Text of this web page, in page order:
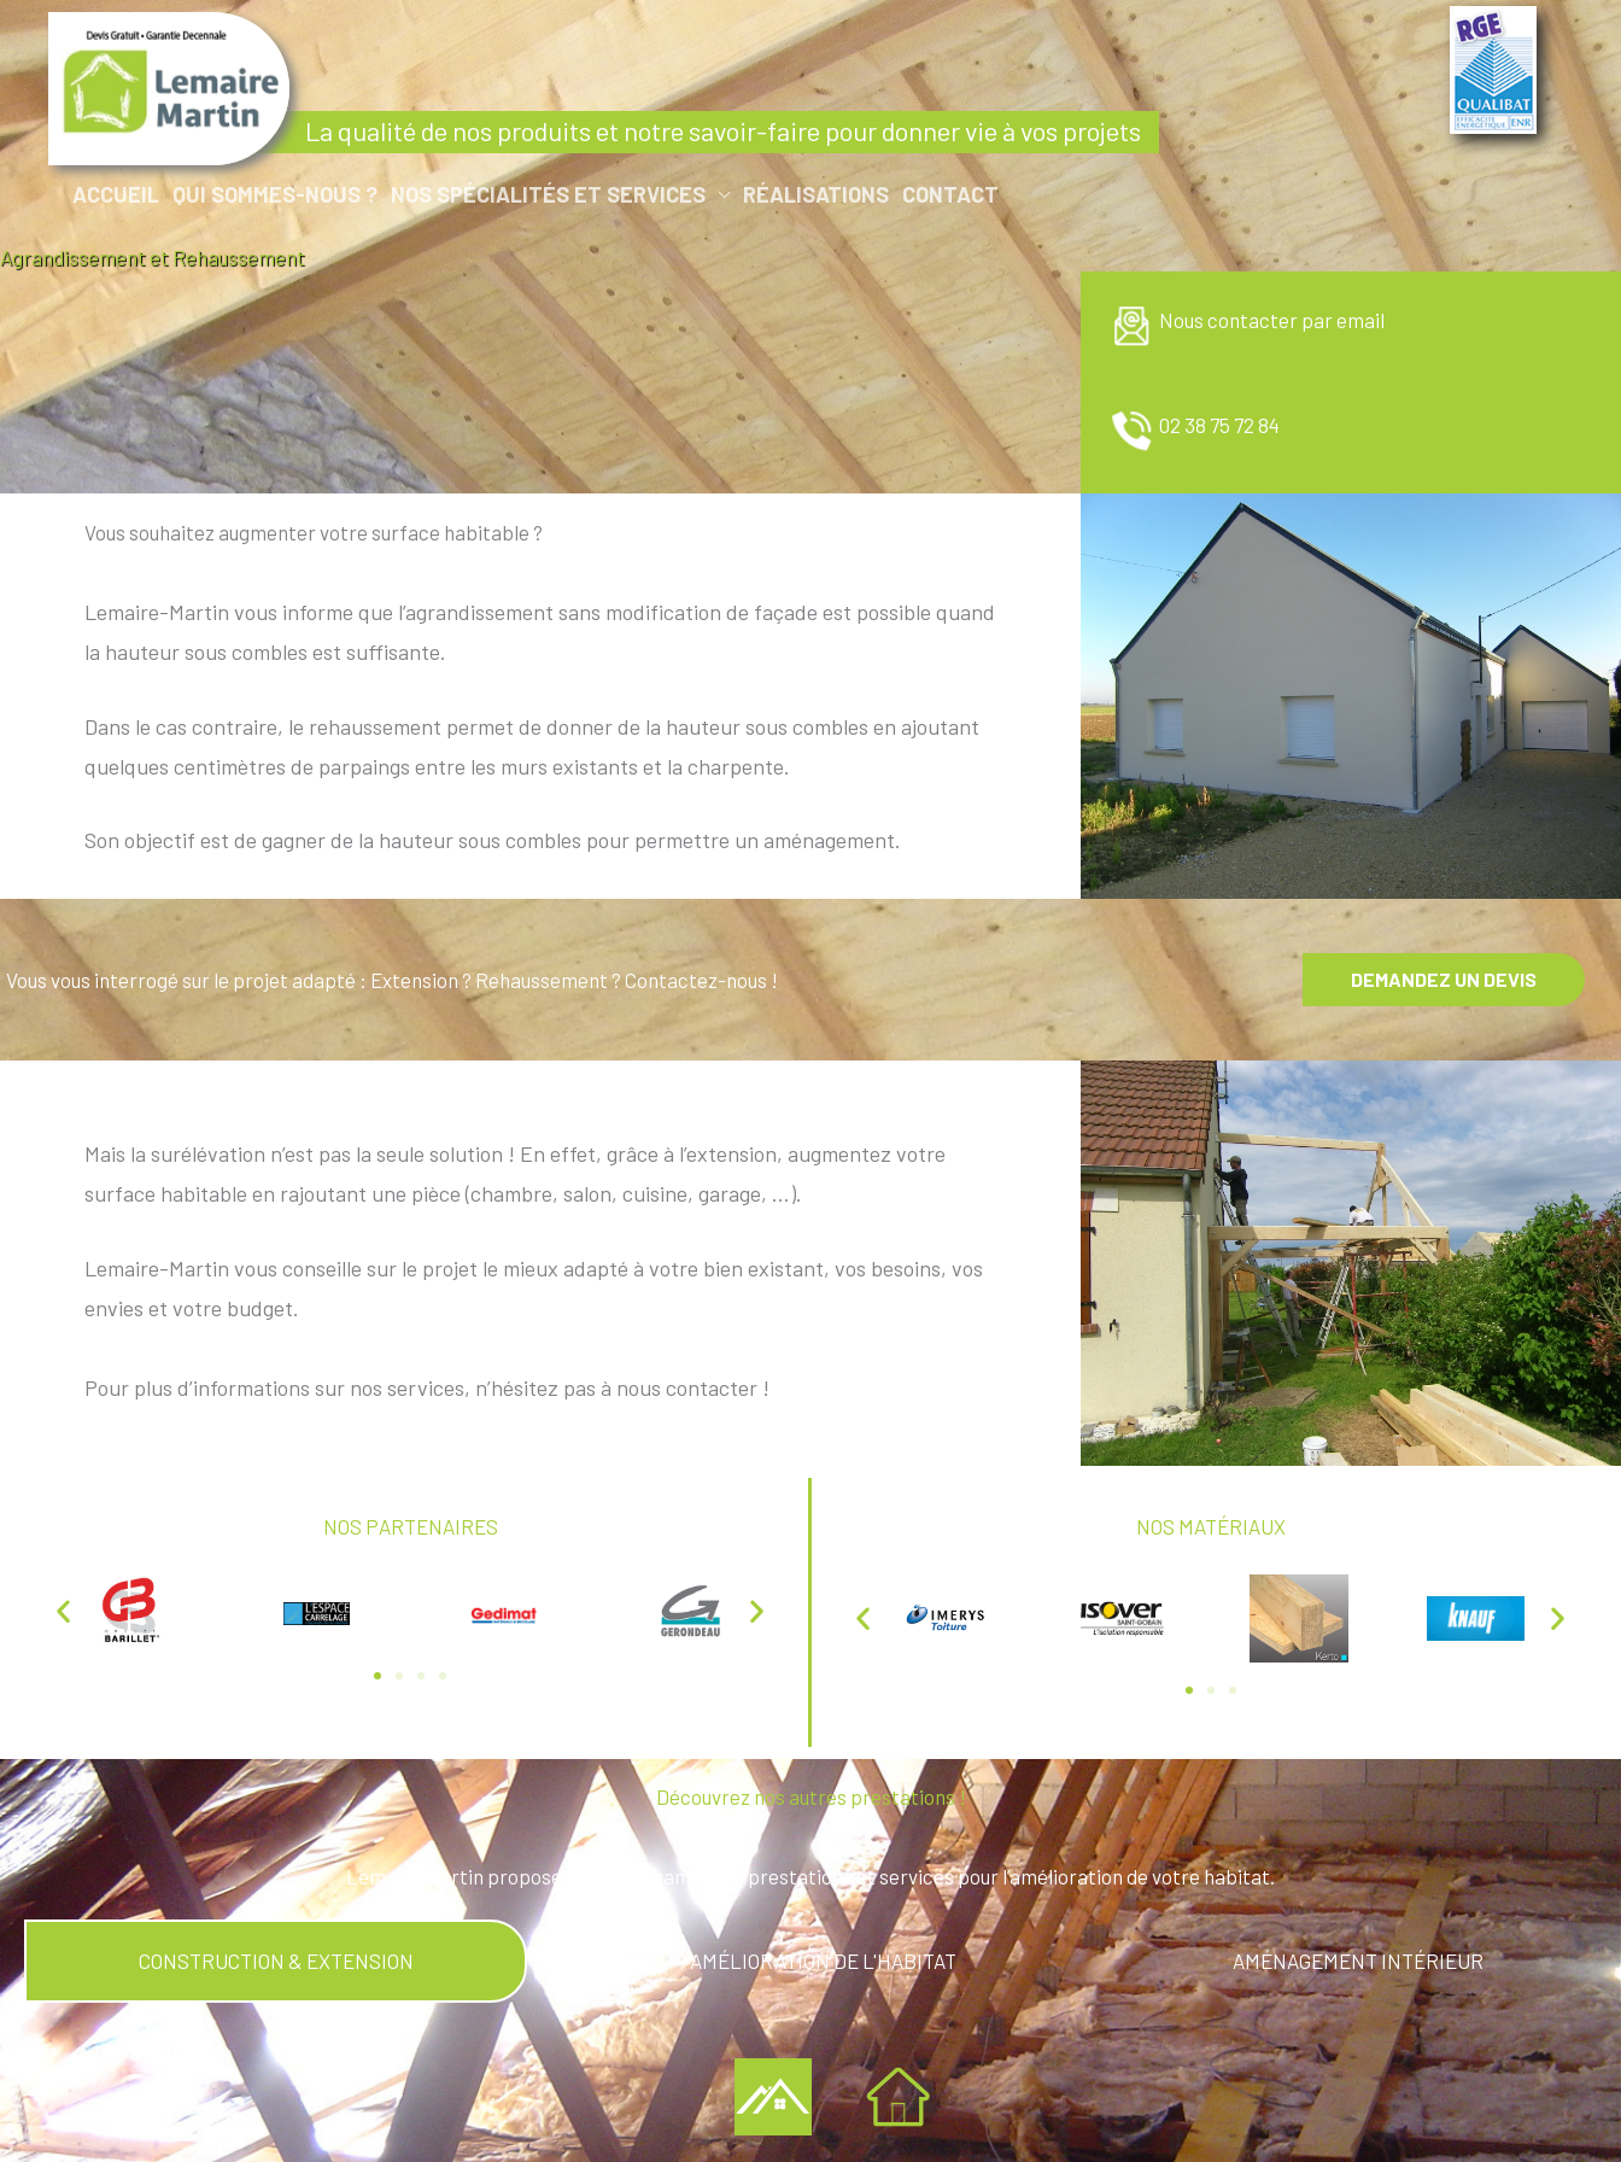
La qualité de nos produits et notre savoir-faire pour donner vie à vos projets
ACCUEIL QUI SOMMES-NOUS ? NOS SPÉCIALITÉS ET SERVICES RÉALISATIONS CONTACT
Agrandissement et Rehaussement
Nous contacter par email
02 38 75 72 84
Vous souhaitez augmenter votre surface habitable ?
Lemaire-Martin vous informe que l’agrandissement sans modification de façade est possible quand
la hauteur sous combles est suffisante.
Dans le cas contraire, le rehaussement permet de donner de la hauteur sous combles en ajoutant
quelques centimètres de parpaings entre les murs existants et la charpente.
Son objectif est de gagner de la hauteur sous combles pour permettre un aménagement.
Vous vous interrogé sur le projet adapté : Extension ? Rehaussement ? Contactez-nous ! DEMANDEZ UN DEVIS
Mais la surélévation n’est pas la seule solution ! En effet, grâce à l’extension, augmentez votre
surface habitable en rajoutant une pièce (chambre, salon, cuisine, garage, …).
Lemaire-Martin vous conseille sur le projet le mieux adapté à votre bien existant, vos besoins, vos
envies et votre budget.
Pour plus d’informations sur nos services, n’hésitez pas à nous contacter !
NOS PARTENAIRES NOS MATÉRIAUX
Découvrez nos autres prestations !
Lemaire Martin propose toute une gamme de prestations et services pour l’amélioration de votre habitat.
CONSTRUCTION & EXTENSION AMÉLIORATION DE L'HABITAT AMÉNAGEMENT INTÉRIEUR